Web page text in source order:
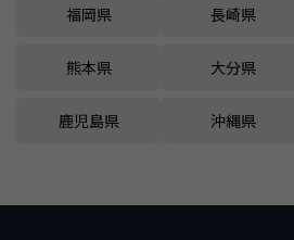
福岡県 長崎県
熊本県 大分県
鹿児島県 沖縄県